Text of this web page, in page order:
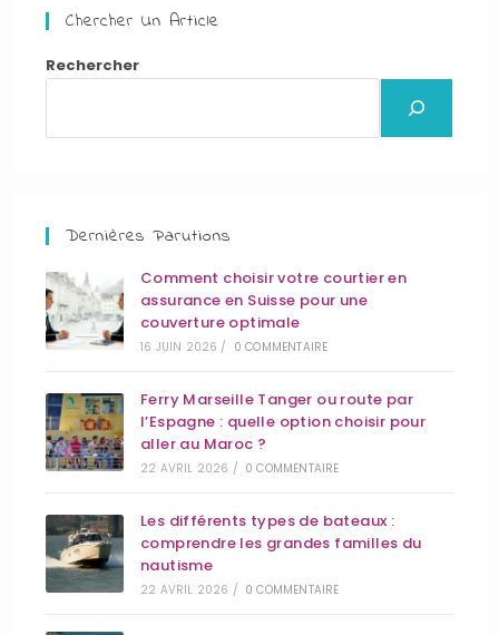
Chercher Un Article
Rechercher
Dernières Parutions
Comment choisir votre courtier en
assurance en Suisse pour une
couverture optimale
16 JUIN 2026 / 0 COMMENTAIRE
Ferry Marseille Tanger ou route par
l’Espagne : quelle option choisir pour
aller au Maroc ?
22 AVRIL 2026 / 0 COMMENTAIRE
Les différents types de bateaux :
comprendre les grandes familles du
nautisme
22 AVRIL 2026 / 0 COMMENTAIRE